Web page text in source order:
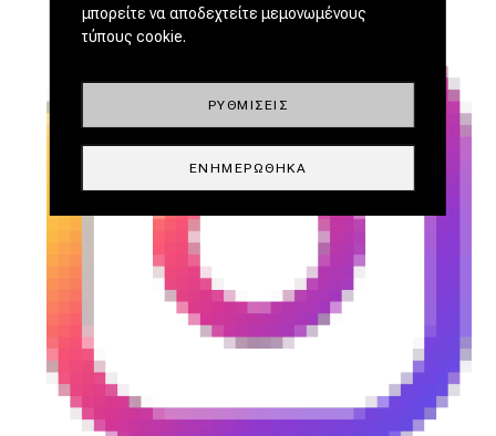
μπορείτε να αποδεχτείτε μεμονωμένους
τύπους cookie.
ΡΥΘΜΊΣΕΙΣ
ΕΝΗΜΕΡΏΘΗΚΑ